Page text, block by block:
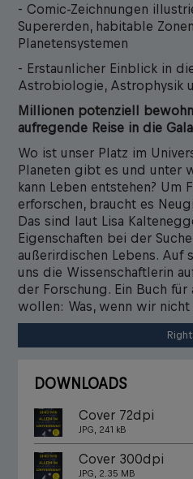
- Comic-Zeichnungen
Supererden, habitable
Planetensystemen
- Erstaunlicher Einblick in
Astrobiologie, Astrophysik
Millionen potenziell
aufregende Reise in die
Wo ist unser Platz im
Planeten gibt es und unter
kann Leben entstehen? Um
erforschen, braucht es
Das sind laut Lisa
Eigenschaften bei der
außerirdischen Lebens. Auf
uns die Wissenschaftlerin
der Forschung. Ein Buch
wollen: Was, wenn wir nicht
DOWNLOADS
Cover 72dpi
JPG, 241 kB
Cover 300dpi
JPG, 2.35 MB